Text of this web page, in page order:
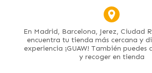
En Madrid, Barcelona, Jerez, Ciudad
encuentra tu tienda más cercana y
experiencia ¡GUAW! También puedes
y recoger en tienda